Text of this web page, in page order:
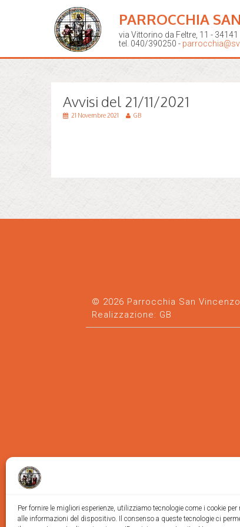
Per fornire le migliori esperienze, utilizziamo tecnologie come i cookie per
alle informazioni del dispositivo. Il consenso a queste tecnologie ci
PARROCCHIA
via Vittorino da Feltre, 11 - 34141
tel. 040/390250 -
Avvisi del 21/11/2021
21 Novembre 2021 GB
© 2026 Parrocchia San
Realizzazione: GB